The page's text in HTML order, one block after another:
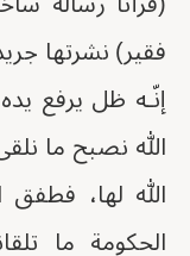
إنّـه ظل يرفع
الله نصبح ما
الله لها،
الحكومة ما